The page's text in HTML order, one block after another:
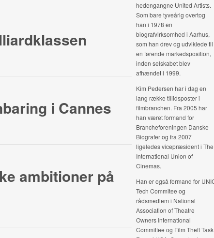
hedengangne United Artists.
Som bare tyveårig overtog
han i 1978 en
biografvirksomhed i Aarhus,
som han drev og udviklede til
en førende markedsposition,
inden selskabet blev
afhændet i 1999.
Kim Pedersen har i dag en
lang række tillidsposter i
filmbranchen. Fra 2005 har
han været formand for
Brancheforeningen Danske
Biografer og fra 2007
ligeledes vicepræsident i The
International Union of
Cinemas.
Han er også formand for
Tech Commitee og
rådsmedlem i National
Association of Theatre
Owners International
Committee og Film Theft Task
i Cannes
ambitioner på